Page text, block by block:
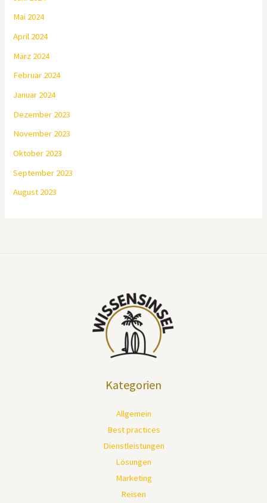
Mai 2024
April 2024
März 2024
Februar 2024
Januar 2024
Dezember 2023
November 2023
Oktober 2023
September 2023
August 2023
Kategorien
Allgemein
Best practices
Dienstleistungen
Lösungen
Marketing
Reisen